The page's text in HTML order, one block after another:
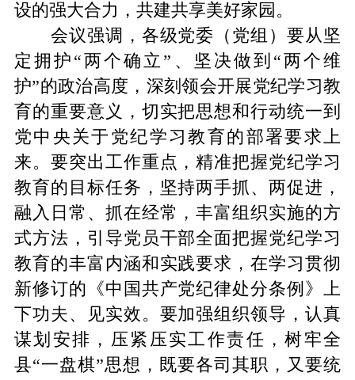
设的强大合力，共建共享美好家园。
会议强调，各级党委（党组）要从坚
定拥护“两个确立”、坚决做到“两个维
护”的政治高度，深刻领会开展党纪学习教
育的重要意义，切实把思想和行动统一到
党中央关于党纪学习教育的部署要求上
来。要突出工作重点，精准把握党纪学习
教育的目标任务，坚持两手抓、两促进，
融入日常、抓在经常，丰富组织实施的方
式方法，引导党员干部全面把握党纪学习
教育的丰富内涵和实践要求，在学习贯彻
新修订的《中国共产党纪律处分条例》上
下功夫、见实效。要加强组织领导，认真
谋划安排，压紧压实工作责任，树牢全
县“一盘棋”思想，既要各司其职，又要统